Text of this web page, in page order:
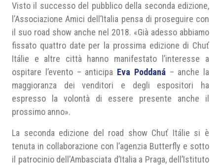
Visto il successo del pubblico della seconda edizione,
l’Associazione Amici dell’Italia pensa di proseguire con
il suo road show anche nel 2018. «Già adesso abbiamo
fissato quattro date per la prossima edizione di Chuť
Itálie e altre città hanno manifestato l’interesse a
ospitare l’evento – anticipa Eva Poddaná – anche la
maggioranza dei venditori e degli espositori ha
espresso la volontà di essere presente anche il
prossimo anno».
La seconda edizione del road show Chuť Itálie si è
tenuta in collaborazione con l’agenzia Butterfly e sotto
il patrocinio dell’Ambasciata d’Italia a Praga, dell’Istituto